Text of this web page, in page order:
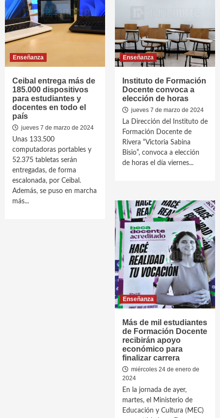
Enseñanza
Ceibal entrega más de
185.000 dispositivos
para estudiantes y
docentes en todo el
país
jueves 7 de marzo de 2024
Unas 133.500
computadoras portables y
52.375 tabletas serán
entregadas, de forma
escalonada, por Ceibal.
Además, se puso en marcha
más...
Enseñanza
Instituto de Formación
Docente convoca a
elección de horas
jueves 7 de marzo de 2024
La Dirección del Instituto de
Formación Docente de
Rivera “Victoria Sabina
Bisio”, convoca a elección
de horas el día viernes...
Enseñanza
Más de mil estudiantes
de Formación Docente
recibirán apoyo
económico para
finalizar carrera
miércoles 24 de enero de
2024
En la jornada de ayer,
martes, el Ministerio de
Educación y Cultura (MEC)